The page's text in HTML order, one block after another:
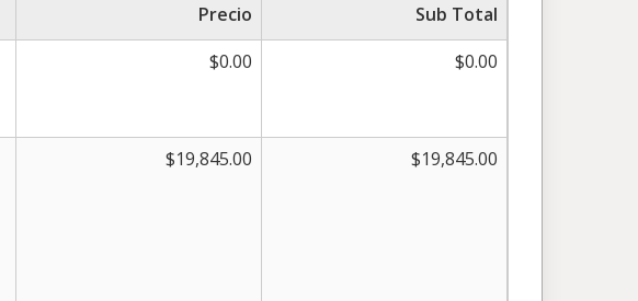
Precio
Sub Total
$0.00 $0.00
$19,845.00 $19,845.00